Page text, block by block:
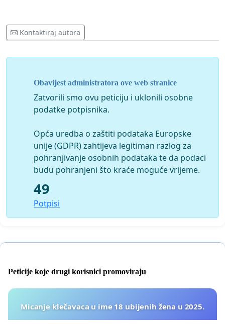
Kontaktiraj autora
Obavijest administratora ove web stranice
Zatvorili smo ovu peticiju i uklonili osobne
podatke potpisnika.
Opća uredba o zaštiti podataka Europske
unije (GDPR) zahtijeva legitiman razlog za
pohranjivanje osobnih podataka te da podaci
budu pohranjeni što kraće moguće vrijeme.
49
Potpisi
Peticije koje drugi korisnici promoviraju
Micanje klečavaca u ime 18 ubijenih žena u 2025.